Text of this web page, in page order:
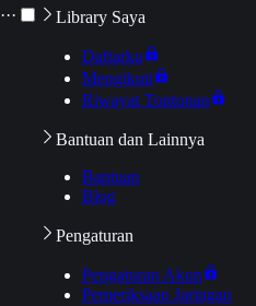
··· Library Saya
Daftarku
Mengikuti
Riwayat Tontonan
Bantuan dan Lainnya
Bantuan
Blog
Pengaturan
Pengaturan Akun
Pemeriksaan Jaringan